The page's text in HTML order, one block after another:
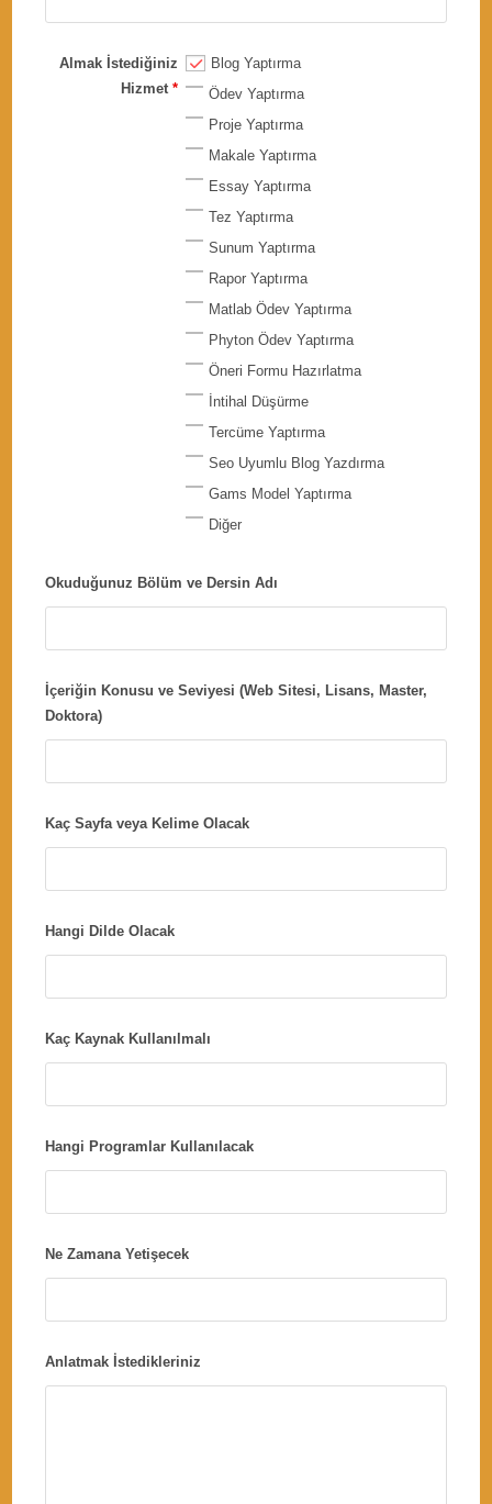
Almak İstediğiniz
Hizmet *
Blog Yaptırma
Ödev Yaptırma
Proje Yaptırma
Makale Yaptırma
Essay Yaptırma
Tez Yaptırma
Sunum Yaptırma
Rapor Yaptırma
Matlab Ödev Yaptırma
Phyton Ödev Yaptırma
Öneri Formu Hazırlatma
İntihal Düşürme
Tercüme Yaptırma
Seo Uyumlu Blog Yazdırma
Gams Model Yaptırma
Diğer
Okuduğunuz Bölüm ve Dersin Adı
İçeriğin Konusu ve Seviyesi (Web Sitesi, Lisans, Master,
Doktora)
Kaç Sayfa veya Kelime Olacak
Hangi Dilde Olacak
Kaç Kaynak Kullanılmalı
Hangi Programlar Kullanılacak
Ne Zamana Yetişecek
Anlatmak İstedikleriniz